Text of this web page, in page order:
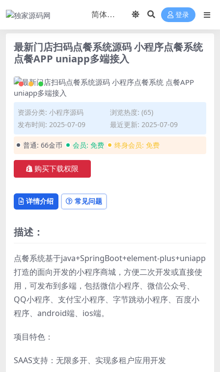
登录
最新门店扫码点餐系统源码 小程序点餐系统
点餐APP uniapp多端接入
资源分类: 小程序源码
浏览热度: (65)
发布时间: 2025-07-09
最近更新: 2025-07-09
普通: 66金币 会员: 免费 终身会员: 免费
购买下载权限
详情介绍 常见问题
描述：
点餐系统基于java+SpringBoot+element-plus+uniapp
打造的面向开发的小程序商城，方便二次开发或直接使
用，可发布到多端，包括微信小程序、微信公众号、
QQ小程序、支付宝小程序、字节跳动小程序、百度小
程序、android端、ios端。
项目特色：
SAAS支持：无限多开、实现多租户应用开发